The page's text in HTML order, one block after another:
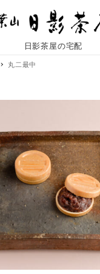
日影茶屋の宅配
丸二最中